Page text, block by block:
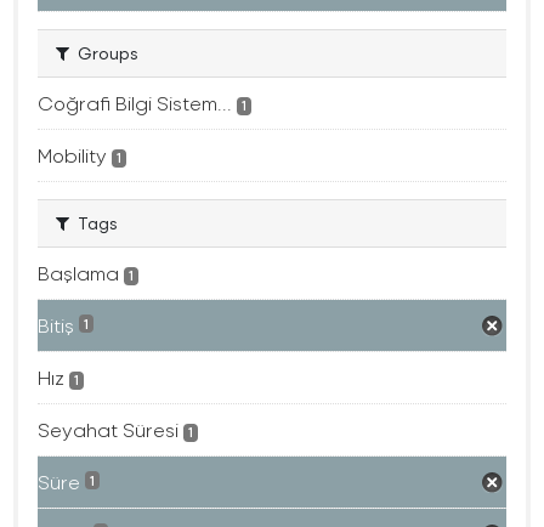
Groups
Coğrafi Bilgi Sistem... 1
Mobility 1
Tags
Başlama 1
Bitiş 1
Hız 1
Seyahat Süresi 1
Süre 1